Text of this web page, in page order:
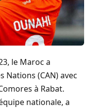
le Maroc a
Nations (CAN) avec
à Rabat.
nationale, a